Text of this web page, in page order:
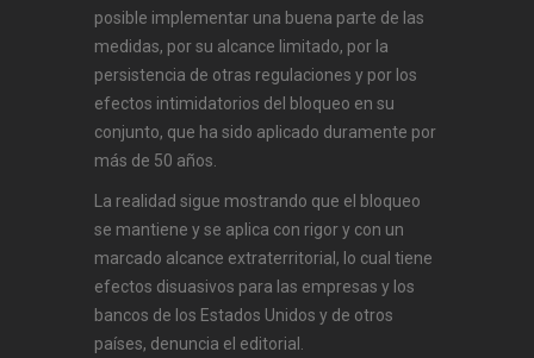
posible implementar una buena parte de las
medidas, por su alcance limitado, por la
persistencia de otras regulaciones y por los
efectos intimidatorios del bloqueo en su
conjunto, que ha sido aplicado duramente por
más de 50 años.
La realidad sigue mostrando que el bloqueo
se mantiene y se aplica con rigor y con un
marcado alcance extraterritorial, lo cual tiene
efectos disuasivos para las empresas y los
bancos de los Estados Unidos y de otros
países, denuncia el editorial.